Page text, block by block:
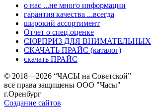
о нас ...не много информации
гарантия качества ...всегда
широкий ассортимент
Отчет о спец.оценке
СЮРПРИЗ ДЛЯ ВНИМАТЕЛЬНЫХ
СКАЧАТЬ ПРАЙС (каталог)
скачать ПРАЙС
© 2018—2026 “ЧАСЫ на Советской”
все права защищены ООО "Часы"
г.Оренбург
Создание сайтов